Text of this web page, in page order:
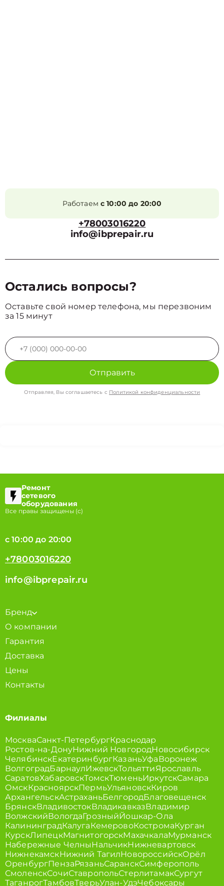
Работаем с 10:00 до 20:00
+78003016220
info@ibprepair.ru
Остались вопросы?
Оставьте свой номер телефона, мы перезвоним
за 15 минут
Отправить
Отправляя, Вы соглашаетесь с Политикой конфиденциальности
Ремонт
сетевого
оборудования
Все правы защищены (с)
с 10:00 до 20:00
+78003016220
info@ibprepair.ru
Бренд
О компании
Гарантия
Доставка
Цены
Контакты
Филиалы
МоскваСанкт-ПетербургКраснодар
Ростов-на-ДонуНижний НовгородНовосибирск
ЧелябинскЕкатеринбургКазаньУфаВоронеж
ВолгоградБарнаулИжевскТольяттиЯрославль
СаратовХабаровскТомскТюменьИркутскСамара
ОмскКрасноярскПермьУльяновскКиров
АрхангельскАстраханьБелгородБлаговещенск
БрянскВладивостокВладикавказВладимир
ВолжскийВологдаГрозныйЙошкар-Ола
КалининградКалугаКемеровоКостромаКурган
КурскЛипецкМагнитогорскМахачкалаМурманск
Набережные ЧелныНальчикНижневартовск
НижнекамскНижний ТагилНовороссийскОрёл
ОренбургПензаРязаньСаранскСимферополь
СмоленскСочиСтавропольСтерлитамакСургут
ТаганрогТамбовТверьУлан-УдэЧебоксары